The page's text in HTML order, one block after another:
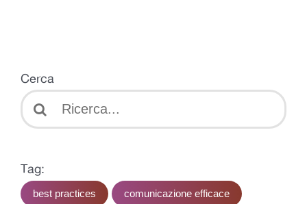
Cerca
Search
for:
Tag:
best practices comunicazione efficace